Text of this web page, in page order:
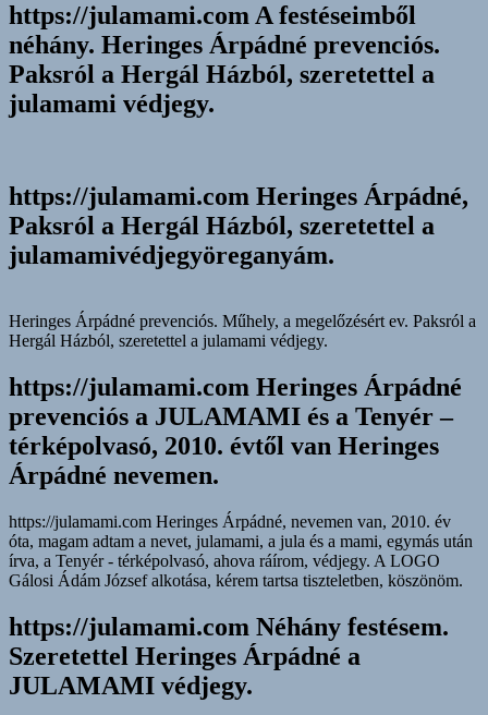
https://julamami.com A festéseimből
néhány. Heringes Árpádné prevenciós.
Paksról a Hergál Házból, szeretettel a
julamami védjegy.
https://julamami.com Heringes Árpádné,
Paksról a Hergál Házból, szeretettel a
julamamivédjegyöreganyám.
Heringes Árpádné prevenciós. Műhely, a megelőzésért ev. Paksról a
Hergál Házból, szeretettel a julamami védjegy.
https://julamami.com Heringes Árpádné
prevenciós a JULAMAMI és a Tenyér –
térképolvasó, 2010. évtől van Heringes
Árpádné nevemen.
https://julamami.com Heringes Árpádné, nevemen van, 2010. év
óta, magam adtam a nevet, julamami, a jula és a mami, egymás után
írva, a Tenyér - térképolvasó, ahova ráírom, védjegy. A LOGO
Gálosi Ádám József alkotása, kérem tartsa tiszteletben, köszönöm.
https://julamami.com Néhány festésem.
Szeretettel Heringes Árpádné a
JULAMAMI védjegy.